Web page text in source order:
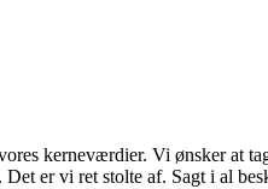
kerneværdier. Vi ønsker at
er vi ret stolte af. Sagt i al